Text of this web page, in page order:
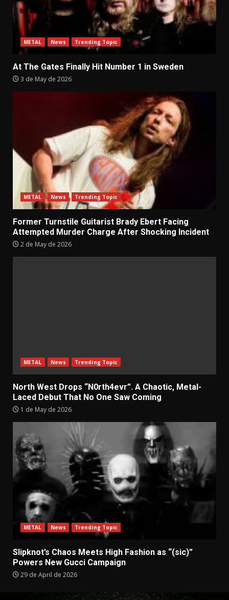
METAL News Trending Topic
At The Gates Finally Hit Number 1 in Sweden
3 de May de 2026
METAL News Trending Topic
Former Turnstile Guitarist Brady Ebert Facing
Attempted Murder Charge After Shocking Incident
2 de May de 2026
METAL News Trending Topic
North West Drops “N0rth4evr”. A Chaotic, Metal-
Laced Debut That No One Saw Coming
1 de May de 2026
METAL News Trending Topic
Slipknot’s Chaos Meets High Fashion as “(sic)”
Powers New Gucci Campaign
29 de April de 2026